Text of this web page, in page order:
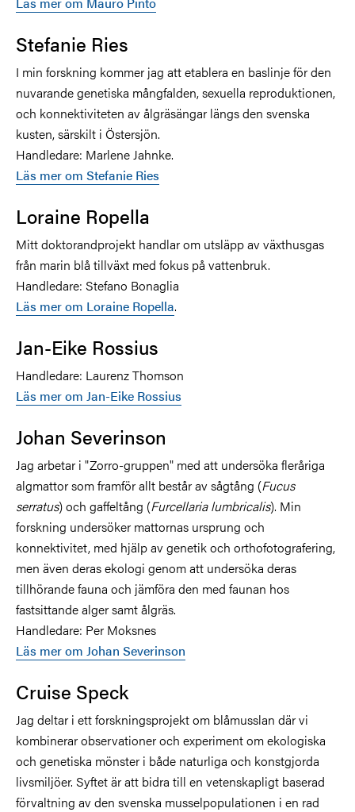
Stefanie Ries
I min forskning kommer jag att etablera en baslinje för den
nuvarande genetiska mångfalden, sexuella reproduktionen,
och konnektiviteten av ålgräsängar längs den svenska
kusten, särskilt i Östersjön.
Handledare: Marlene Jahnke.
Läs mer om Stefanie Ries
Loraine Ropella
Mitt doktorandprojekt handlar om utsläpp av växthusgas
från marin blå tillväxt med fokus på vattenbruk.
Handledare: Stefano Bonaglia
Läs mer om Loraine Ropella.
Jan-Eike Rossius
Handledare: Laurenz Thomson
Läs mer om Jan-Eike Rossius
Johan Severinson
Jag arbetar i "Zorro-gruppen" med att undersöka fleråriga
algmattor som framför allt består av sågtång (Fucus
serratus) och gaffeltång (Furcellaria lumbricalis). Min
forskning undersöker mattornas ursprung och
konnektivitet, med hjälp av genetik och orthofotografering,
men även deras ekologi genom att undersöka deras
tillhörande fauna och jämföra den med faunan hos
fastsittande alger samt ålgräs.
Handledare: Per Moksnes
Läs mer om Johan Severinson
Cruise Speck
Jag deltar i ett forskningsprojekt om blåmusslan där vi
kombinerar observationer och experiment om ekologiska
och genetiska mönster i både naturliga och konstgjorda
livsmiljöer. Syftet är att bidra till en vetenskapligt baserad
förvaltning av den svenska musselpopulationen i en rad